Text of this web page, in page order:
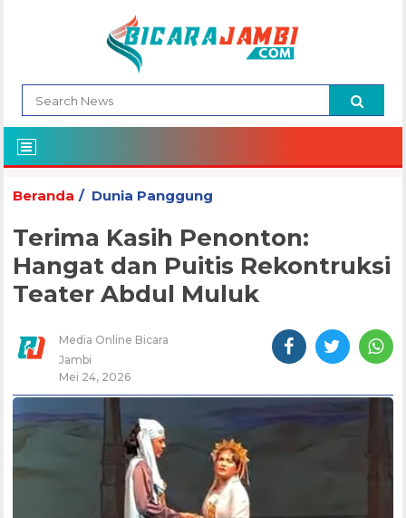
Beranda Dunia Panggung
Terima Kasih Penonton:
Hangat dan Puitis Rekontruksi
Teater Abdul Muluk
Media Online Bicara
Jambi
Mei 24, 2026